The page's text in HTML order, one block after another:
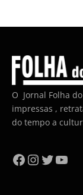
O Jornal Folha
impressas ,
do tempo a
Facebook
Instagram
Twitter